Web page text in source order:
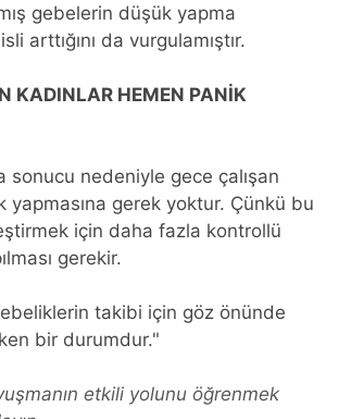
gebelerin düşük yapma
arttığını da vurgulamıştır.
KADINLAR HEMEN PANİK
sonucu nedeniyle gece çalışan
yapmasına gerek yoktur. Çünkü bu
için daha fazla kontrollü
gerekir.
takibi için göz önünde
bir durumdur."
etkili yolunu öğrenmek